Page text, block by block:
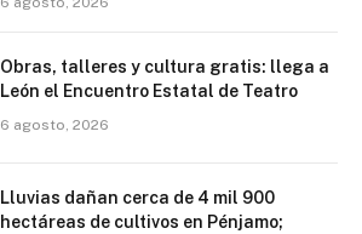
Obras, talleres y cultura gratis: llega a
León el Encuentro Estatal de Teatro
6 agosto, 2026
Lluvias dañan cerca de 4 mil 900
hectáreas de cultivos en Pénjamo;